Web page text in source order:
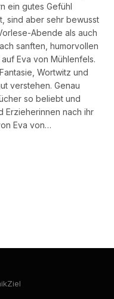
ein gutes Gefühl
sind aber sehr bewusst
Abende als auch
sanften, humorvollen
Eva von Mühlenfels.
Wortwitz und
verstehen. Genau
so beliebt und
Erzieherinnen nach ihr
Eva von…